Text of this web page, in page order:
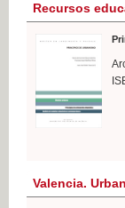
Recursos
Valencia.